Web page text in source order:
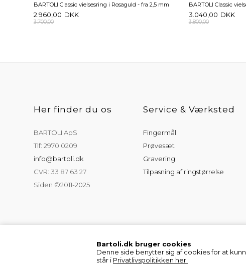
Bartoli.dk bruger cookies
Denne side benytter sig af cookies for at
står i Privatlivspolitikken her.
BARTOLI Classic vielsesring i Rosaguld - fra 2,5 mm
2.960,00 DKK
3.700,00
BARTOLI Classic
3.040,00 DKK
3.800,00
Her finder du os
BARTOLI ApS
Tlf: 2970 0209
info@bartoli.dk
CVR: 33 87 63 27
Siden ©2011-2025
Service & Værksted
Fingermål
Prøvesæt
Gravering
Tilpasning af ringstørrelse